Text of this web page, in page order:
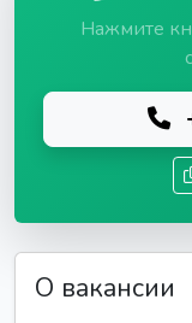
Нажмите
О вакансии